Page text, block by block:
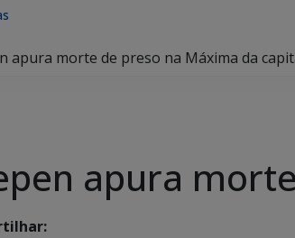
apura morte de preso na Máxima da
apura